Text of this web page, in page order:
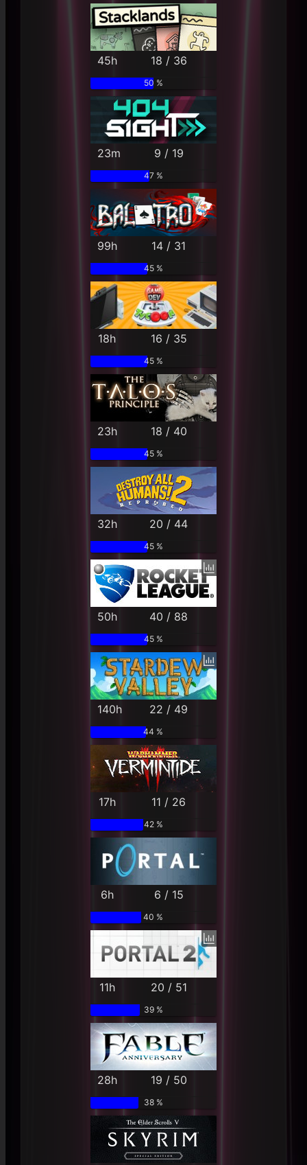
45h 18 / 36
50 %
23m 9 / 19
47 %
99h 14 / 31
45 %
18h 16 / 35
45 %
23h 18 / 40
45 %
32h 20 / 44
45 %
50h 40 / 88
45 %
140h 22 / 49
44 %
17h 11 / 26
42 %
6h 6 / 15
40 %
11h 20 / 51
39 %
28h 19 / 50
38 %